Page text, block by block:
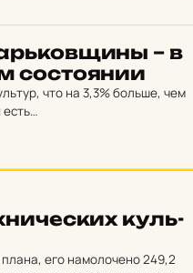
– в
сос­то­я­нии
что на 3,3% больше, чем
есть…
куль­
его намолочено 249,2